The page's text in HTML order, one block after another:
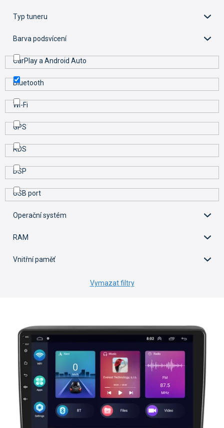
Typ tuneru
Barva podsvícení
CarPlay a Android Auto
Bluetooth
Wi-Fi
GPS
RDS
DSP
USB port
Operační systém
RAM
Vnitřní paměť
Vymazat filtry